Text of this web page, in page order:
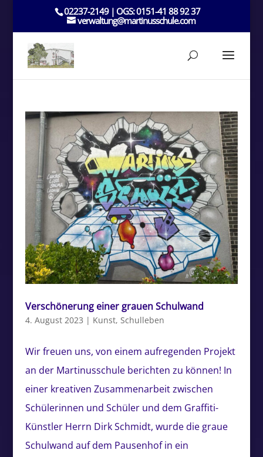
02237-2149 | OGS: 0151-41 88 92 37
verwaltung@martinusschule.com
Verschönerung einer grauen Schulwand
4. August 2023 | Kunst, Schulleben
Wir freuen uns, von einem aufregenden Projekt
an der Martinusschule berichten zu können! In
einer kreativen Zusammenarbeit zwischen
Schülerinnen und Schüler und dem Graffiti-
Künstler Herrn Dirk Schmidt, wurde die graue
Schulwand auf dem Pausenhof in ein